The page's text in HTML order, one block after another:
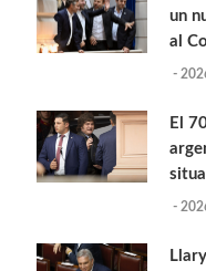
un
al
-
El
-